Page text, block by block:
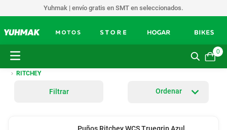
Yuhmak | envío gratis en SMT en seleccionados.
0
RITCHEY
Filtrar
Puños Ritchey WCS Truegrip Azul